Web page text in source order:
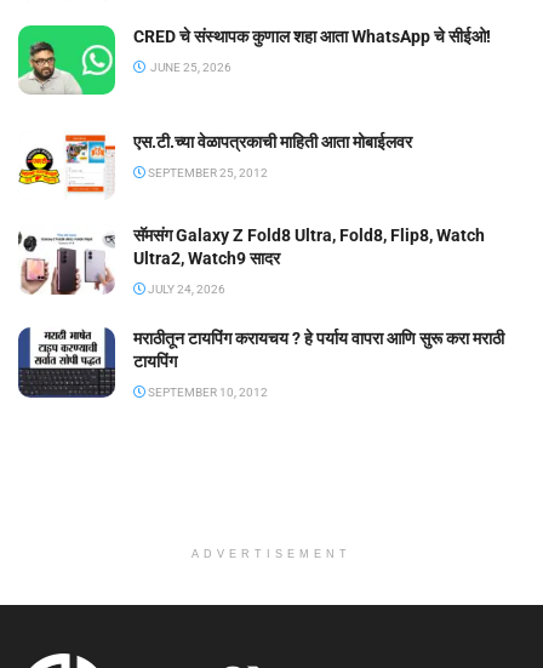
CRED चे संस्थापक कुणाल शहा आता WhatsApp चे सीईओ!
JUNE 25, 2026
एस.टी.च्या वेळापत्रकाची माहिती आता मोबाईलवर
SEPTEMBER 25, 2012
सॅमसंग Galaxy Z Fold8 Ultra, Fold8, Flip8, Watch
Ultra2, Watch9 सादर
JULY 24, 2026
मराठीतून टायपिंग करायचय ? हे पर्याय वापरा आणि सुरू करा मराठी
टायपिंग
SEPTEMBER 10, 2012
ADVERTISEMENT